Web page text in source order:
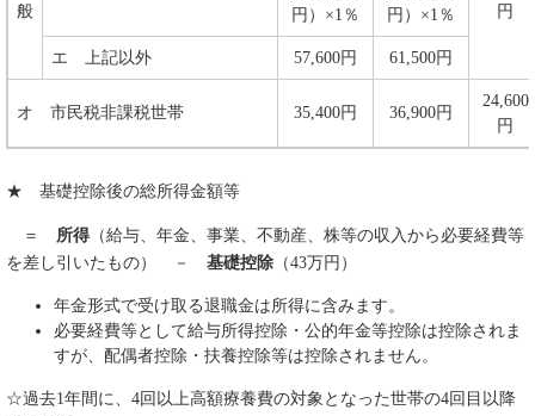
般
円）×1％
円）×1％
円
エ 上記以外 57,600円 61,500円
オ 市民税非課税世帯 35,400円 36,900円
24,600
円
★ 基礎控除後の総所得金額等
＝ 所得 （給与、年金、事業、不動産、株等の収入から必要経費等
を差し引いたもの） － 基礎控除 （43万円）
年金形式で受け取る退職金は所得に含みます。
必要経費等として給与所得控除・公的年金等控除は控除されま
すが、配偶者控除・扶養控除等は控除されません。
☆過去1年間に、4回以上高額療養費の対象となった世帯の4回目以降